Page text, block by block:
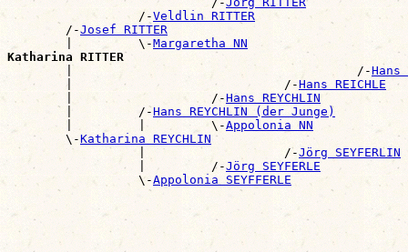
                  /-
Veldlin RITTER
        /-
Josef RITTER
        |         \-
Margaretha NN
Katharina RITTER
|                                       /-Hans
        |                             /-
Hans REICHLE
        |                   /-
Hans REYCHLIN
        |         /-
Hans REYCHLIN (der Junge)
        |         |         \-
Appolonia NN
        \-
Katharina REYCHLIN
                  |                   /-
Jörg SEYFERLIN
                  |         /-
Jörg SEYFERLE
                  \-
Appolonia SEYFFERLE